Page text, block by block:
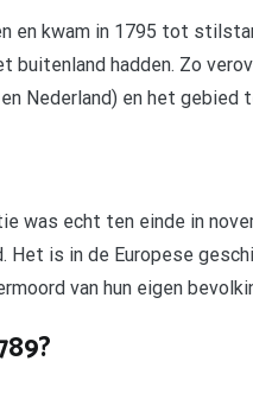
en kwam in 1795 tot
hadden. Zo
Nederland) en het gebied
was echt ten einde in
Het is in de Europese
van hun eigen